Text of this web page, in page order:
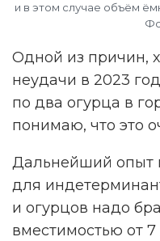
и в этом случае объём
Одной из причин,
неудачи в 2023
по два огурца в
понимаю, что это
Дальнейший опыт
для
и огурцов надо
вместимостью от